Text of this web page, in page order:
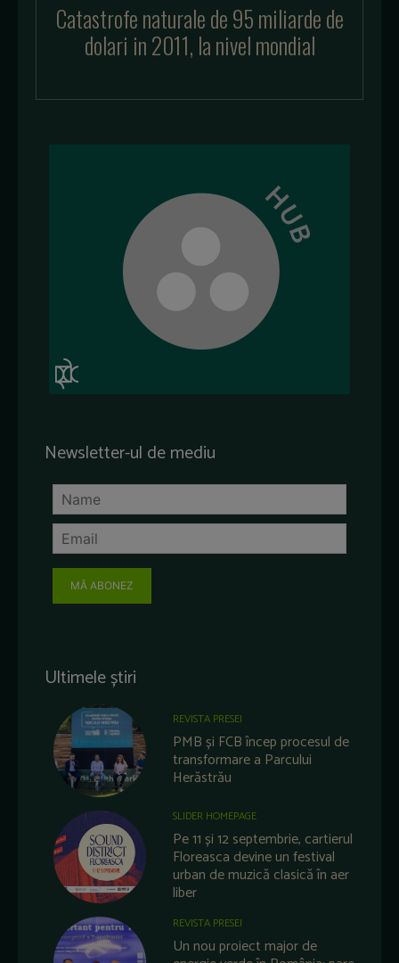
Catastrofe naturale de 95 miliarde de
dolari in 2011, la nivel mondial
Newsletter-ul de mediu
MĂ ABONEZ
Ultimele știri
REVISTA PRESEI
PMB și FCB încep procesul de
transformare a Parcului
Herăstrău
SLIDER HOMEPAGE
Pe 11 și 12 septembrie, cartierul
Floreasca devine un festival
urban de muzică clasică în aer
liber
REVISTA PRESEI
Un nou proiect major de